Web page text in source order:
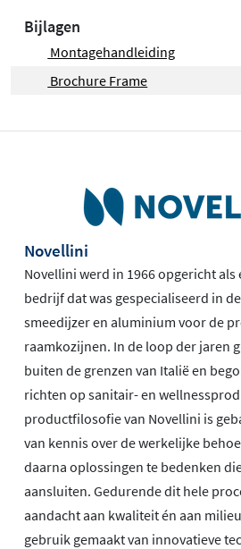
Bijlagen
Montagehandleiding
Brochure Frame
Novellini
Novellini werd in 1966 opgericht
bedrijf dat was gespecialiseerd in
smeedijzer en aluminium voor de
raamkozijnen. In de loop der jaren
buiten de grenzen van Italië en
richten op sanitair- en
productfilosofie van Novellini is
van kennis over de werkelijke
daarna oplossingen te bedenken
aansluiten. Gedurende dit hele
aandacht aan kwaliteit én aan
gebruik gemaakt van innovatieve